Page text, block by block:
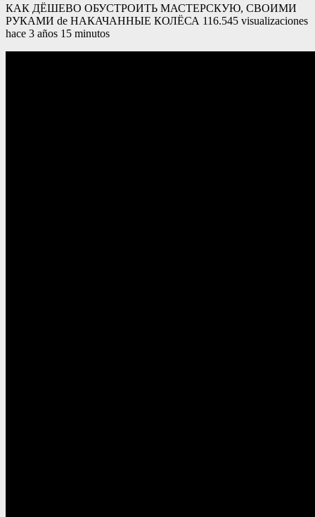
КАК ДЁШЕВО ОБУСТРОИТЬ МАСТЕРСКУЮ, СВОИМИ
РУКАМИ de НАКАЧАННЫЕ КОЛЁСА 116.545 visualizaciones
hace 3 años 15 minutos